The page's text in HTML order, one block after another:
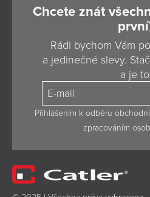
Chcete znát
Rádi bychom Vám
a jedinečné slevy.
a je
Přihlášením k odběru
zpracováním